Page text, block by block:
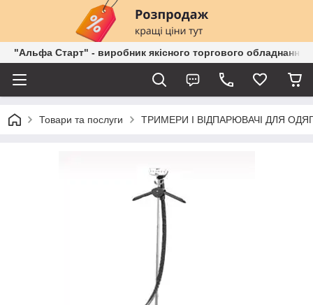
"Альфа Старт" - виробник якісного торгового обладнання
Товари та послуги ТРИМЕРИ І ВІДПАРЮВАЧІ ДЛЯ